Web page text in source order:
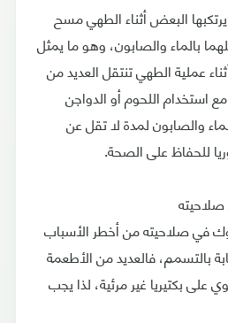
البعض أثناء الطهي مسح
بالماء والصابون، وهو ما يمثل
عملية الطهي تنتقل العديد من
مع استخدام اللحوم أو الدواجن
والصابون لمدة لا تقل عن
للحفاظ على الصحة.
في صلاحيته من أخطر الأسباب
بالتسمم، فالعديد من الأطعمة
على بكتيريا غير مرئية، لذا يجب